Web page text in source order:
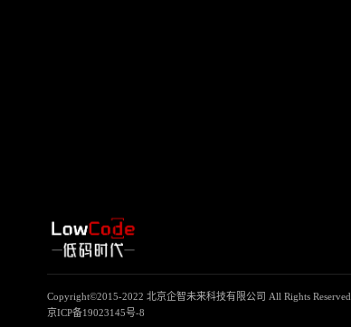
Copyright©2015-2022 北京企智未来科技有限公司 All Rights Reserved.
京ICP备19023145号-8